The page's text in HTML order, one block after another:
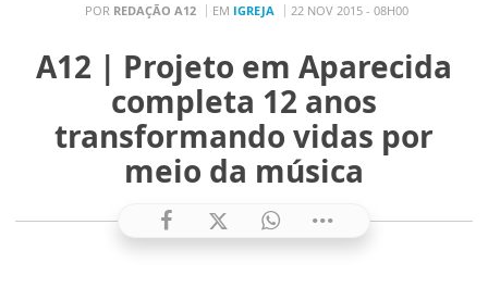
POR REDAÇÃO A12 EM IGREJA 22 NOV 2015 - 08H00
A12 | Projeto em Aparecida
completa 12 anos
transformando vidas por
meio da música